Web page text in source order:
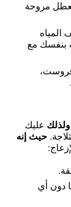
مروحة
المياه
بنفسك مع
ولذلك عليك
حيث إنه
دون أي